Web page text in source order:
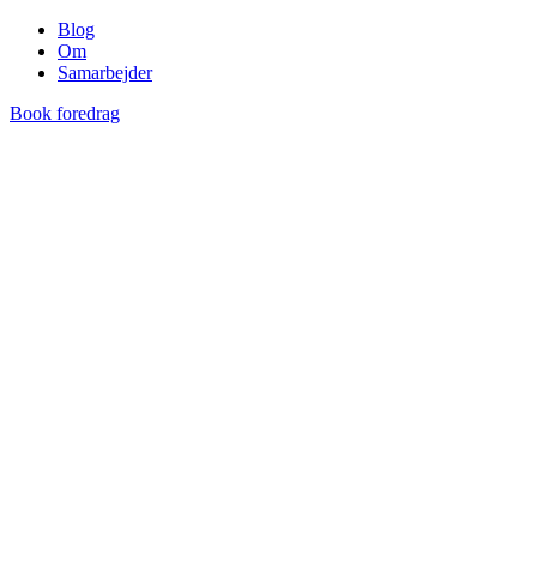
Blog
Om
Samarbejder
Book foredrag